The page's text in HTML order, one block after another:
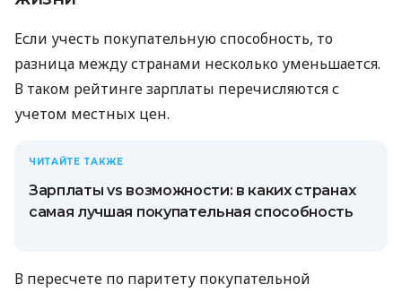
Если учесть покупательную способность, то
разница между странами несколько уменьшается.
В таком рейтинге зарплаты перечисляются с
учетом местных цен.
ЧИТАЙТЕ ТАКЖЕ
Зарплаты vs возможности: в каких странах
самая лучшая покупательная способность
В пересчете по паритету покупательной